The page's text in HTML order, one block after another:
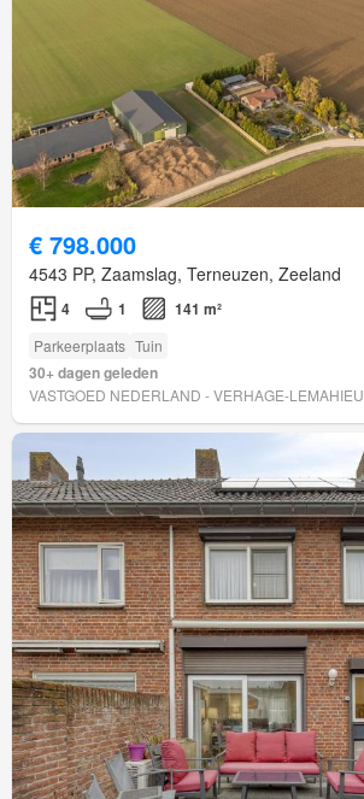
€ 798.000
4543 PP, Zaamslag, Terneuzen, Zeeland
4 1 141 m²
Parkeerplaats Tuin
30+ dagen geleden
VASTGOED NEDERLAND - VERHAGE-LEMAHIEU